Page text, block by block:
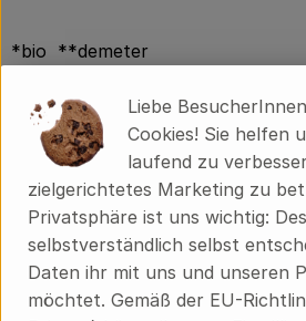
*bio **demeter
Nährwerte pro 100g:
Energie: 512 kJ / 123 kcal
Fett: 7,8 g
davon gesättigte Fettsäuren: 3,7 g
Kohlenhydrate: 5,1 g
davon Zucker: 4,1 g
Eiweiß: 6,2 g
Salz: 1,6 g
Liebe
Cookies! Sie helfen
laufend zu
zielgerichtetes Marketing zu
Privatsphäre ist uns wichtig:
selbstverständlich selbst
Daten ihr mit uns und unseren
möchtet. Gemäß der EU-